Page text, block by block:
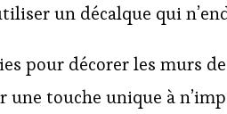
un décalque qui
pour décorer les murs
touche unique à